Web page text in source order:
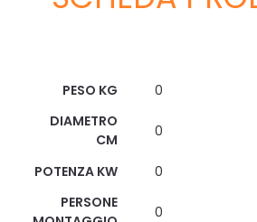
PESO KG
0
DIAMETRO
CM
0
POTENZA KW
0
PERSONE
0